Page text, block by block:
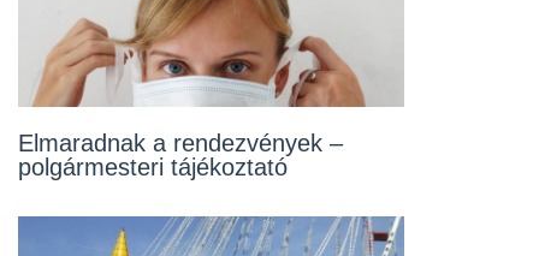
Elmaradnak a rendezvények –
polgármesteri tájékoztató
A korlátozások részletes szabályai